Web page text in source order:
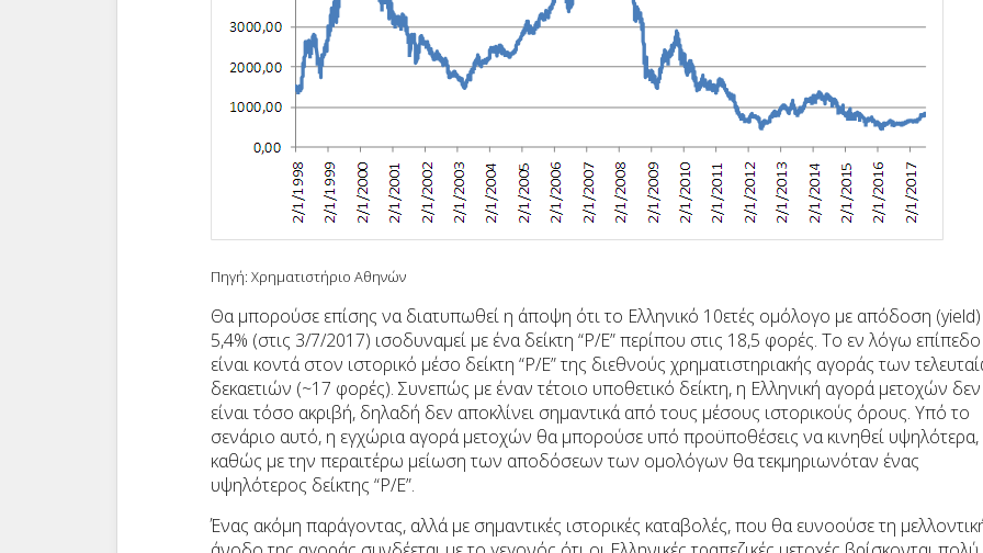
Πηγή: Χρηματιστήριο Αθηνών
Θα μπορούσε επίσης να διατυπωθεί η άποψη ότι το Ελληνικό 10ετές ομόλογο με απόδοση (yield)
5,4% (στις 3/7/2017) ισοδυναμεί με ένα δείκτη “P/E” περίπου στις 18,5 φορές. Το εν λόγω επίπεδο
είναι κοντά στον ιστορικό μέσο δείκτη “P/E” της διεθνούς χρηματιστηριακής αγοράς των
δεκαετιών (~17 φορές). Συνεπώς με έναν τέτοιο υποθετικό δείκτη, η Ελληνική αγορά μετοχών δεν
είναι τόσο ακριβή, δηλαδή δεν αποκλίνει σημαντικά από τους μέσους ιστορικούς όρους. Υπό το
σενάριο αυτό, η εγχώρια αγορά μετοχών θα μπορούσε υπό προϋποθέσεις να κινηθεί υψηλότερα,
καθώς με την περαιτέρω μείωση των αποδόσεων των ομολόγων θα τεκμηριωνόταν ένας
υψηλότερος δείκτης “P/E”.
Ένας ακόμη παράγοντας, αλλά με σημαντικές ιστορικές καταβολές, που θα ευνοούσε τη